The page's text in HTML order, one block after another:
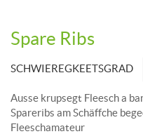
Spare Ribs
SCHWIEREGKEETSGRAD
Ausse krupsegt Fleesch a
Spareribs am Schäffche
Fleeschamateur